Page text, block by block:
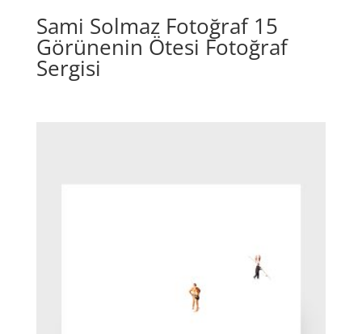
Sami Solmaz Fotoğraf 15
Görünenin Ötesi Fotoğraf
Sergisi